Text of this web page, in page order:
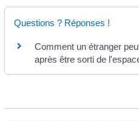
Questions ? Réponses !
Comment un étranger
après être sorti de